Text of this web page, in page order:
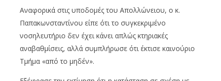
Αναφορικά στις υποδομές του Απολλώνειου, ο κ.
Παπακωνσταντίνου είπε ότι το συγκεκριμένο
νοσηλευτήριο δεν έχει κάνει απλώς κτηριακές
αναβαθμίσεις, αλλά συμπλήρωσε ότι έκτισε καινούριο
Τμήμα «από το μηδέν».